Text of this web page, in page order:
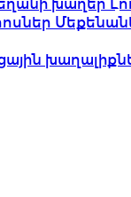
խաղեր